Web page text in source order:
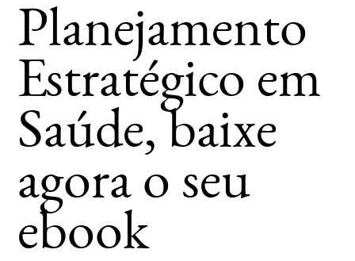
Planejamento
Estratégico em
Saúde, baixe
agora o seu
ebook